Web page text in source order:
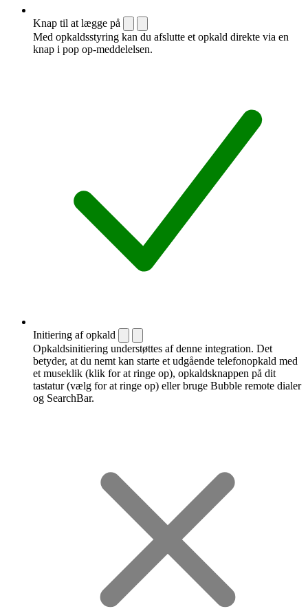
Knap til at lægge på
Med opkaldsstyring kan du afslutte et opkald direkte via en
knap i pop op-meddelelsen.
Initiering af opkald
Opkaldsinitiering understøttes af denne integration. Det
betyder, at du nemt kan starte et udgående telefonopkald med
et museklik (klik for at ringe op), opkaldsknappen på dit
tastatur (vælg for at ringe op) eller bruge Bubble remote dialer
og SearchBar.